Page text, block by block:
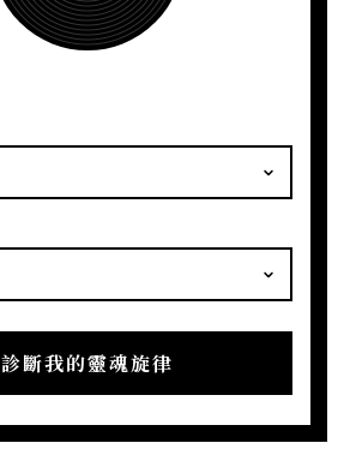
診斷我的靈魂旋律